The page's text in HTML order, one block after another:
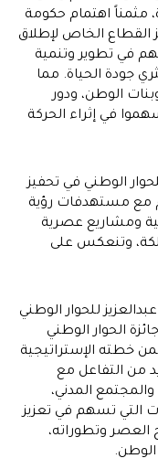
مثمناً اهتمام حكومة
القطاع الخاص لإطلاق
في تطوير وتنمية
جودة الحياة. مما
الوطن، ودور
في إثراء الحركة
الوطني في تحفيز
مع مستهدفات رؤية
ومشاريع عصرية
وتنعكس على
للحوار الوطني
الحوار الوطني
خطته الإستراتيجية
من التفاعل مع
المدني،
التي تسهم في تعزيز
العصر وتطوراته،